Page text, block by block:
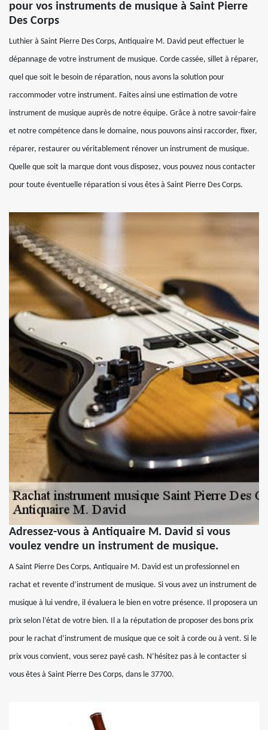
pour vos instruments de musique à Saint Pierre
Des Corps
Luthier à Saint Pierre Des Corps, Antiquaire M. David peut effectuer le
dépannage de votre instrument de musique. Corde cassée, sillet à réparer,
quel que soit le besoin de réparation, nous avons la solution pour
raccommoder votre instrument. Faites ainsi une estimation de votre
instrument de musique auprès de notre équipe. Grâce à notre savoir-faire
et notre compétence dans le domaine, nous pouvons ainsi raccorder, fixer,
réparer, restaurer ou véritablement rénover un instrument de musique.
Quelle que soit la marque dont vous disposez, vous pouvez nous contacter
pour toute éventuelle réparation si vous êtes à Saint Pierre Des Corps.
Adressez-vous à Antiquaire M. David si vous
voulez vendre un instrument de musique.
A Saint Pierre Des Corps, Antiquaire M. David est un professionnel en
rachat et revente d’instrument de musique. Si vous avez un instrument de
musique à lui vendre, il évaluera le bien en votre présence. Il proposera un
prix selon l’état de votre bien. Il a la réputation de proposer des bons prix
pour le rachat d’instrument de musique que ce soit à corde ou à vent. Si le
prix vous convient, vous serez payé cash. N’hésitez pas à le contacter si
vous êtes à Saint Pierre Des Corps, dans le 37700.